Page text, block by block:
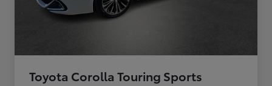
Toyota Corolla Touring Sports